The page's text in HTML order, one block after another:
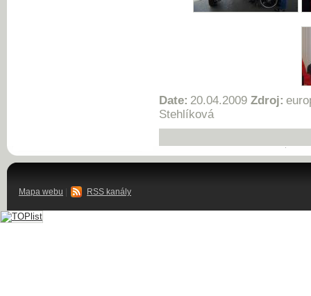
Date: 20.04.2009 Zdroj:
Stehlíková
Mapa webu | RSS kanály